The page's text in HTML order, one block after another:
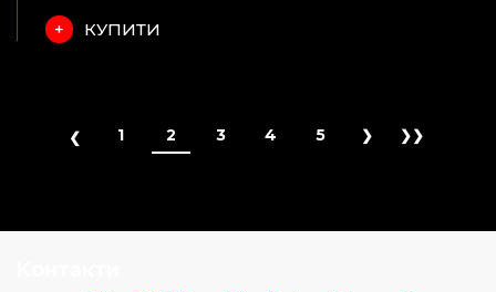
КУПИТИ
1 2 3 4 5